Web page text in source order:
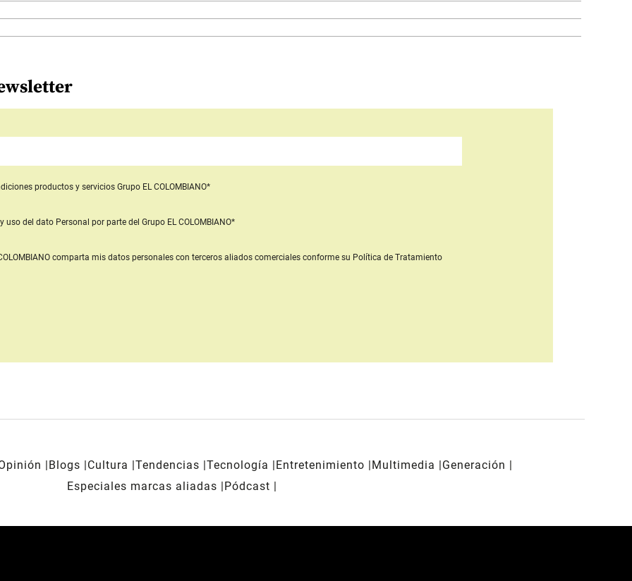
productos y servicios Grupo EL COLOMBIANO*
uso del dato Personal por parte del Grupo EL COLOMBIANO*
comparta mis datos personales con terceros aliados comercialesconforme su Política de Tratamiento
Blogs Cultura Tendencias Tecnología Entretenimiento Multimedia
Generación
Especiales marcas aliadas
Pódcast